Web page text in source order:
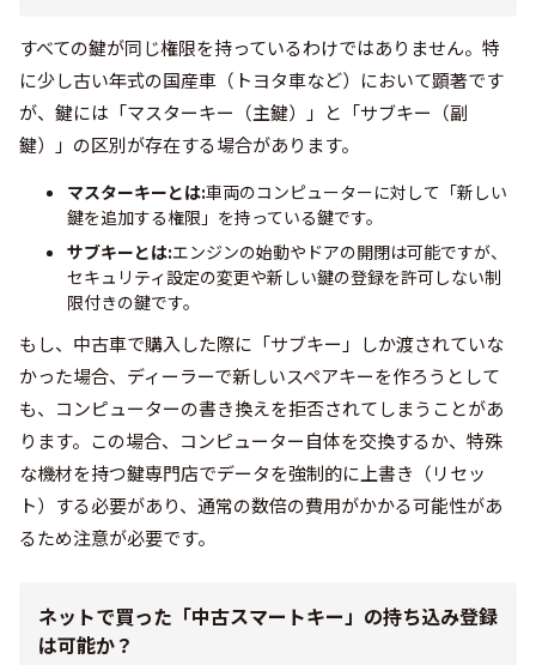
すべての鍵が同じ権限を持っているわけではありません。特
に少し古い年式の国産車（トヨタ車など）において顕著です
が、鍵には「マスターキー（主鍵）」と「サブキー（副
鍵）」の区別が存在する場合があります。
マスターキーとは:車両のコンピューターに対して「新しい
鍵を追加する権限」を持っている鍵です。
サブキーとは:エンジンの始動やドアの開閉は可能ですが、
セキュリティ設定の変更や新しい鍵の登録を許可しない制
限付きの鍵です。
もし、中古車で購入した際に「サブキー」しか渡されていな
かった場合、ディーラーで新しいスペアキーを作ろうとして
も、コンピューターの書き換えを拒否されてしまうことがあ
ります。この場合、コンピューター自体を交換するか、特殊
な機材を持つ鍵専門店でデータを強制的に上書き（リセッ
ト）する必要があり、通常の数倍の費用がかかる可能性があ
るため注意が必要です。
ネットで買った「中古スマートキー」の持ち込み登録
は可能か？